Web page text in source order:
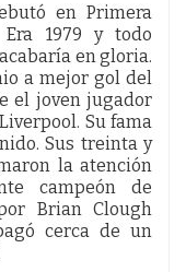
en Primera
1979 y todo
en gloria.
a mejor gol del
el joven jugador
Su fama
Sus treinta y
la atención
campeón de
Brian Clough
cerca de un